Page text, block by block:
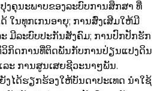
ງຄຸນະພາບຂອງລະບົບການສຶກສາ ທີ່
ໃນທຸກເກນອາຍຸ; ການສົ່ງເສີມໃຫ້ມີ
ມີລະບົບປະກັນສັງຄົມ; ການປົກປັກຮັກ
ວິກິດການທີ່ຕິດພັນກັບການປ່ຽນແປງດິນ
ະ ການສູນເສຍຊີວະນາໆພັນ.
ງໄດ້ຮຽກຮ້ອງໃຫ້ບັນດາປະເທດ ນໍາໃຊ້